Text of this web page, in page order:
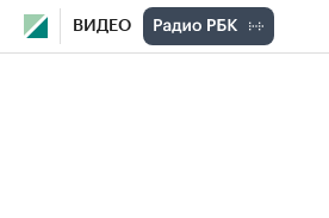
ВИДЕО